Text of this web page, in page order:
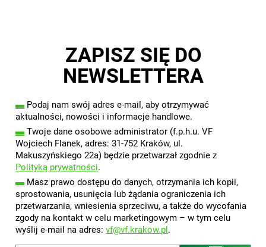
ZAPISZ SIĘ DO
NEWSLETTERA
▬ Podaj nam swój adres e-mail, aby otrzymywać
aktualności, nowości i informacje handlowe.
▬ Twoje dane osobowe administrator (f.p.h.u. VF
Wojciech Flanek, adres: 31-752 Kraków, ul.
Makuszyńskiego 22a) będzie przetwarzał zgodnie z
Polityką prywatności.
▬ Masz prawo dostępu do danych, otrzymania ich kopii,
sprostowania, usunięcia lub żądania ograniczenia ich
przetwarzania, wniesienia sprzeciwu, a także do wycofania
zgody na kontakt w celu marketingowym – w tym celu
wyślij e-mail na adres: vf@vf.krakow.pl.